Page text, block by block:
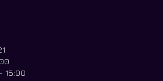
15:00